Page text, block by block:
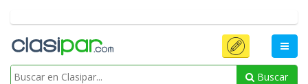
Buscar